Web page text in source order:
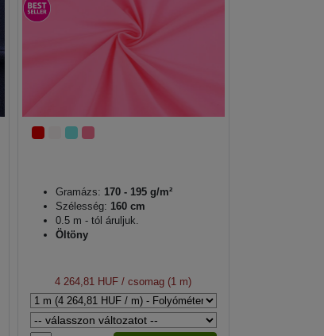
Gramázs: 170 - 195 g/m²
Szélesség: 160 cm
0.5 m - tól áruljuk.
Öltöny
4 264,81 HUF / csomag (1 m)